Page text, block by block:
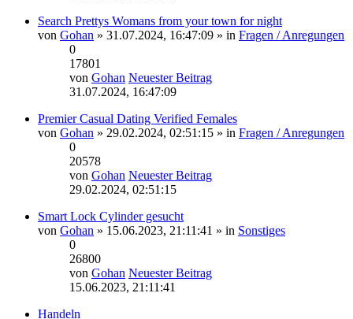
Search Prettys Womans from your town for night
von Gohan » 31.07.2024, 16:47:09 » in Fragen / Anregungen
0
17801
von Gohan Neuester Beitrag
31.07.2024, 16:47:09
Premier Сasual Dating Verified Females
von Gohan » 29.02.2024, 02:51:15 » in Fragen / Anregungen
0
20578
von Gohan Neuester Beitrag
29.02.2024, 02:51:15
Smart Lock Cylinder gesucht
von Gohan » 15.06.2023, 21:11:41 » in Sonstiges
0
26800
von Gohan Neuester Beitrag
15.06.2023, 21:11:41
Handeln